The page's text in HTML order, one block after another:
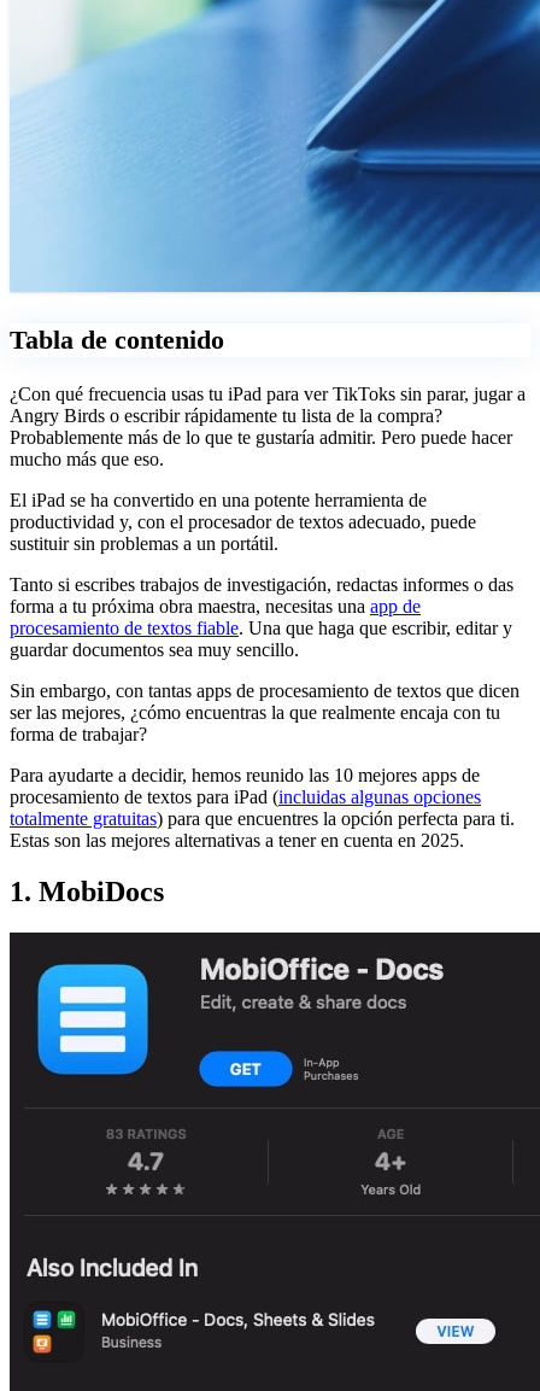
Tabla de contenido
¿Con qué frecuencia usas tu iPad para ver TikToks sin parar, jugar a
Angry Birds o escribir rápidamente tu lista de la compra?
Probablemente más de lo que te gustaría admitir. Pero puede hacer
mucho más que eso.
El iPad se ha convertido en una potente herramienta de
productividad y, con el procesador de textos adecuado, puede
sustituir sin problemas a un portátil.
Tanto si escribes trabajos de investigación, redactas informes o das
forma a tu próxima obra maestra, necesitas una app de
procesamiento de textos fiable. Una que haga que escribir, editar y
guardar documentos sea muy sencillo.
Sin embargo, con tantas apps de procesamiento de textos que dicen
ser las mejores, ¿cómo encuentras la que realmente encaja con tu
forma de trabajar?
Para ayudarte a decidir, hemos reunido las 10 mejores apps de
procesamiento de textos para iPad (incluidas algunas opciones
totalmente gratuitas) para que encuentres la opción perfecta para ti.
Estas son las mejores alternativas a tener en cuenta en 2025.
1. MobiDocs